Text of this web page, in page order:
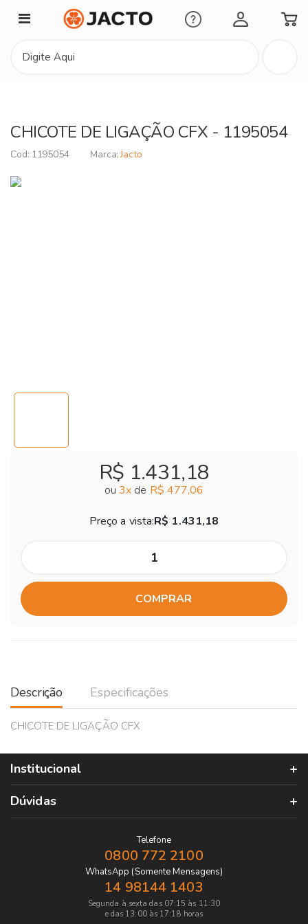
Minha Conta
CHICOTE DE LIGAÇÃO CFX - 1195054
1195054 Jacto
R$ 1.431,18
ou 3x de R$ 477,06
Preço a vista:R$ 1.431,18
COMPRAR
Descrição Especificações
CHICOTE DE LIGAÇÃO CFX
Institucional
Dúvidas
Telefone
0800 772 2100
WhatsApp (Somente Mensagens)
14 98144 1403
Segunda à sexta das 07:15 às 11:30
e das 13:00 às 17:18 horas